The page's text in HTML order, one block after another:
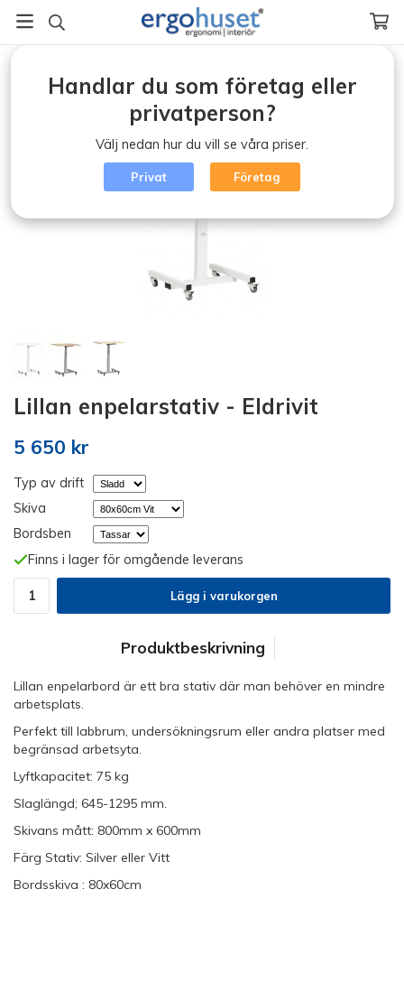
Lillan enpelarstativ - Eldrivit
5 650 kr
Typ av drift
Skiva
Bordsben
Finns i lager för omgående leverans
Lägg i varukorgen
Produktbeskrivning
Lillan enpelarbord är ett bra stativ där man behöver en mindre
arbetsplats.
Perfekt till labbrum, undersökningsrum eller andra platser med
begränsad arbetsyta.
Lyftkapacitet: 75 kg
Slaglängd; 645-1295 mm.
Skivans mått: 800mm x 600mm
Färg Stativ: Silver eller Vitt
Bordsskiva : 80x60cm
Handlar du som företag eller
privatperson?
Välj nedan hur du vill se våra priser.
Privat Företag